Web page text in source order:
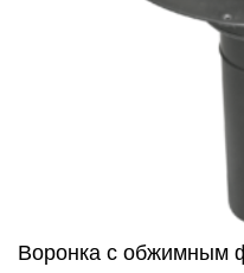
Воронка с обжимным